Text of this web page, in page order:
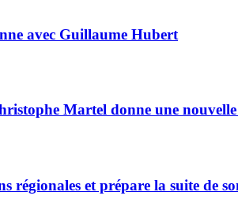
avec Guillaume Hubert
Martel donne une
régionales et prépare la suite de